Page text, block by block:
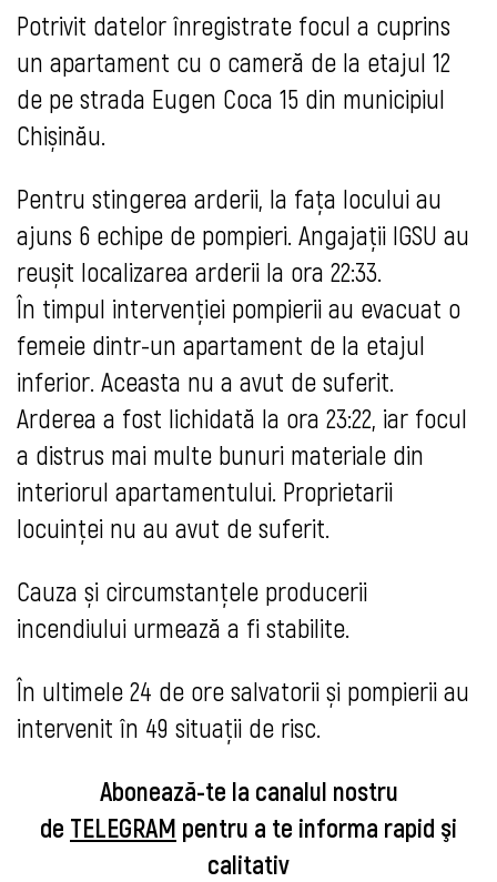
Potrivit datelor înregistrate focul a cuprins
un apartament cu o cameră de la etajul 12
de pe strada Eugen Coca 15 din municipiul
Chișinău.
Pentru stingerea arderii, la fața locului au
ajuns 6 echipe de pompieri. Angajații IGSU au
reușit localizarea arderii la ora 22:33.
În timpul intervenției pompierii au evacuat o
femeie dintr-un apartament de la etajul
inferior. Aceasta nu a avut de suferit.
Arderea a fost lichidată la ora 23:22, iar focul
a distrus mai multe bunuri materiale din
interiorul apartamentului. Proprietarii
locuinței nu au avut de suferit.
Cauza și circumstanțele producerii
incendiului urmează a fi stabilite.
În ultimele 24 de ore salvatorii și pompierii au
intervenit în 49 situații de risc.
Abonează-te la canalul nostru
de TELEGRAM pentru a te informa rapid şi
calitativ